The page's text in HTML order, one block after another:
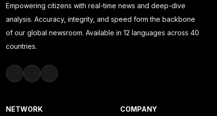
Empowering citizens with real-time news and deep-dive
analysis. Accuracy, integrity, and speed form the backbone
of our global newsroom. Available in 12 languages across 40
countries.
NETWORK COMPANY